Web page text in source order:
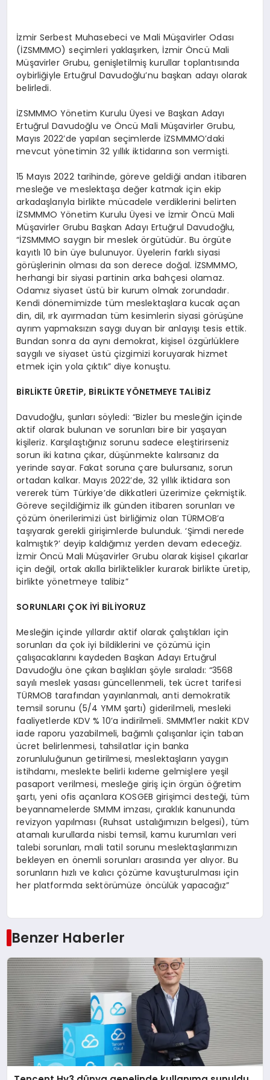
İzmir Serbest Muhasebeci ve Mali Müşavirler Odası
(İZSMMMO) seçimleri yaklaşırken, İzmir Öncü Mali
Müşavirler Grubu, genişletilmiş kurullar toplantısında
oybirliğiyle Ertuğrul Davudoğlu’nu başkan adayı olarak
belirledi.
İZSMMMO Yönetim Kurulu Üyesi ve Başkan Adayı
Ertuğrul Davudoğlu ve Öncü Mali Müşavirler Grubu,
Mayıs 2022’de yapılan seçimlerde İZSMMMO’daki
mevcut yönetimin 32 yıllık iktidarına son vermişti.
15 Mayıs 2022 tarihinde, göreve geldiği andan itibaren
mesleğe ve meslektaşa değer katmak için ekip
arkadaşlarıyla birlikte mücadele verdiklerini belirten
İZSMMMO Yönetim Kurulu Üyesi ve İzmir Öncü Mali
Müşavirler Grubu Başkan Adayı Ertuğrul Davudoğlu,
“İZSMMMO saygın bir meslek örgütüdür. Bu örgüte
kayıtlı 10 bin üye bulunuyor. Üyelerin farklı siyasi
görüşlerinin olması da son derece doğal. İZSMMMO,
herhangi bir siyasi partinin arka bahçesi olamaz.
Odamız siyaset üstü bir kurum olmak zorundadır.
Kendi dönemimizde tüm meslektaşlara kucak açan
din, dil, ırk ayırmadan tüm kesimlerin siyasi görüşüne
ayrım yapmaksızın saygı duyan bir anlayışı tesis ettik.
Bundan sonra da aynı demokrat, kişisel özgürlüklere
saygılı ve siyaset üstü çizgimizi koruyarak hizmet
etmek için yola çıktık” diye konuştu.
BİRLİKTE ÜRETİP, BİRLİKTE YÖNETMEYE TALİBİZ
Davudoğlu, şunları söyledi: “Bizler bu mesleğin içinde
aktif olarak bulunan ve sorunları bire bir yaşayan
kişileriz. Karşılaştığınız sorunu sadece eleştirirseniz
sorun iki katına çıkar, düşünmekte kalırsanız da
yerinde sayar. Fakat soruna çare bulursanız, sorun
ortadan kalkar. Mayıs 2022’de, 32 yıllık iktidara son
vererek tüm Türkiye’de dikkatleri üzerimize çekmiştik.
Göreve seçildiğimiz ilk günden itibaren sorunları ve
çözüm önerilerimizi üst birliğimiz olan TÜRMOB’a
taşıyarak gerekli girişimlerde bulunduk. ‘Şimdi nerede
kalmıştık?’ deyip kaldığımız yerden devam edeceğiz.
İzmir Öncü Mali Müşavirler Grubu olarak kişisel çıkarlar
için değil, ortak akılla birliktelikler kurarak birlikte üretip,
birlikte yönetmeye talibiz”
SORUNLARI ÇOK İYİ BİLİYORUZ
Mesleğin içinde yıllardır aktif olarak çalıştıkları için
sorunları da çok iyi bildiklerini ve çözümü için
çalışacaklarını kaydeden Başkan Adayı Ertuğrul
Davudoğlu öne çıkan başlıkları şöyle sıraladı: “3568
sayılı meslek yasası güncellenmeli, tek ücret tarifesi
TÜRMOB tarafından yayınlanmalı, anti demokratik
temsil sorunu (5/4 YMM şartı) giderilmeli, mesleki
faaliyetlerde KDV % 10’a indirilmeli. SMMM’ler nakit KDV
iade raporu yazabilmeli, bağımlı çalışanlar için taban
ücret belirlenmesi, tahsilatlar için banka
zorunluluğunun getirilmesi, meslektaşların yaygın
istihdamı, meslekte belirli kıdeme gelmişlere yeşil
pasaport verilmesi, mesleğe giriş için örgün öğretim
şartı, yeni ofis açanlara KOSGEB girişimci desteği, tüm
beyannamelerde SMMM imzası, çıraklık kanununda
revizyon yapılması (Ruhsat ustalığımızın belgesi), tüm
atamalı kurullarda nisbi temsil, kamu kurumları veri
talebi sorunları, mali tatil sorunu meslektaşlarımızın
bekleyen en önemli sorunları arasında yer alıyor. Bu
sorunların hızlı ve kalıcı çözüme kavuşturulması için
her platformda sektörümüze öncülük yapacağız”
Benzer Haberler